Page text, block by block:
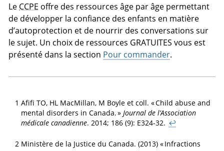
Le CCPE offre des ressources âge par âge permettant
de développer la confiance des enfants en matière
d’autoprotection et de nourrir des conversations sur
le sujet. Un choix de ressources GRATUITES vous est
présenté dans la section Pour commander.
1 Afifi TO, HL MacMillan, M Boyle et coll. « Child abuse and
mental disorders in Canada. » Journal de l’Association
médicale canadienne. 2014; 186 (9): E324-32. ↩
2 Ministère de la Justice du Canada. (2013) « Infractions